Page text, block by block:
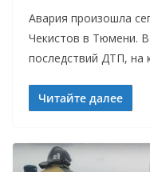
Авария произошла
Чекистов в Тюмени.
последствий ДТП, на
Читайте далее